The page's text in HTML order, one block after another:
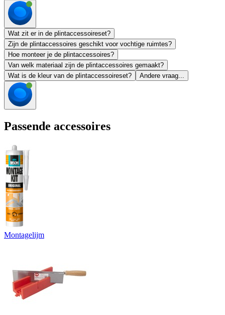
Wat zit er in de plintaccessoireset?
Zijn de plintaccessoires geschikt voor vochtige ruimtes?
Hoe monteer je de plintaccessoires?
Van welk materiaal zijn de plintaccessoires gemaakt?
Wat is de kleur van de plintaccessoireset?
Andere vraag...
Passende accessoires
Montagelijm